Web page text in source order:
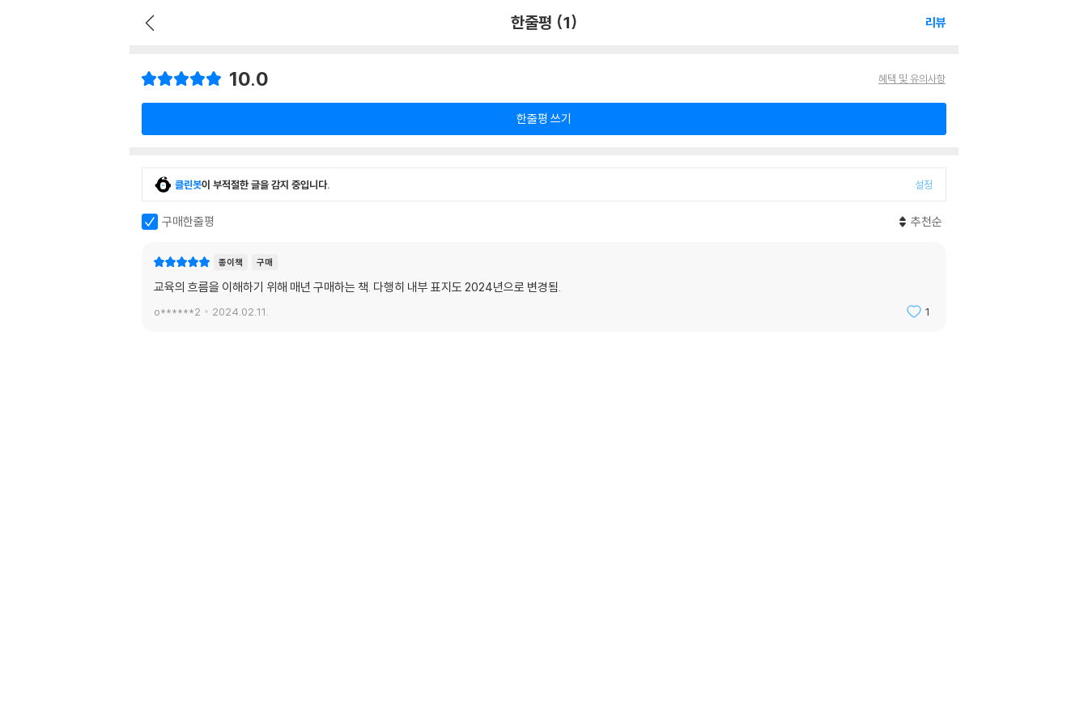
한줄평 (1) 리뷰
10.0 혜택 및 유의사항
한줄평 쓰기
클린봇이 부적절한 글을 감지 중입니다. 설정
구매한줄평 추천순
종이책 구매
교육의 흐름을 이해하기 위해 매년 구매하는 책. 다행히 내부 표지도 2024년으로 변경됨.
o******2 2024.02.11. 1